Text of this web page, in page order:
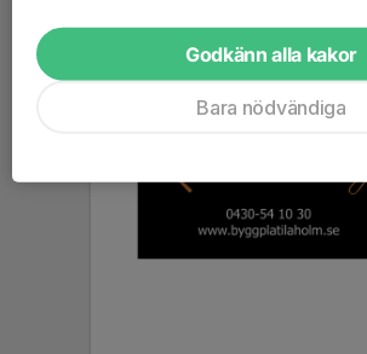
Godkänn alla kakor
Bara nödvändiga